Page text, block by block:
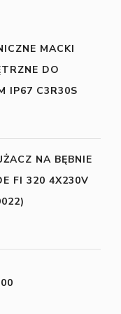
MACKI
DO
IP67 C3R30S
NA BĘBNIE
FI 320 4X230V